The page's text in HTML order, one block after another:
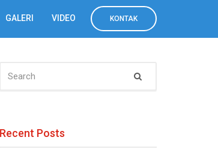
GALERI VIDEO KONTAK
FOR:
Recent Posts